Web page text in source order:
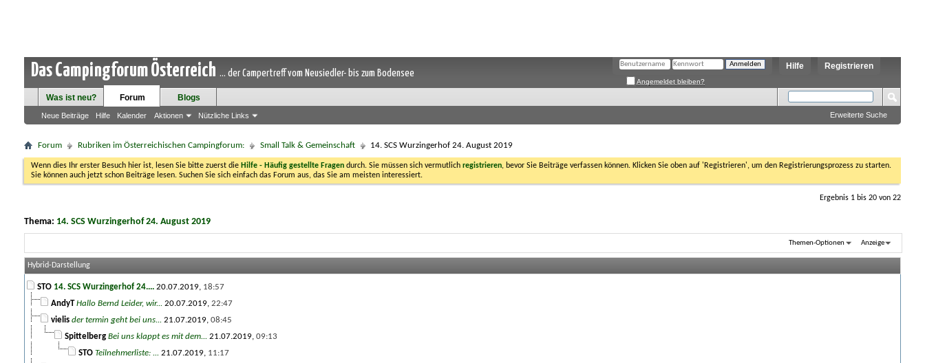
Das Campingforum Österreich ... der Campertreff vom Neusiedler- bis zum Bodensee
Registrieren
Hilfe
Angemeldet bleiben?
Was ist neu? Forum
Neue Beiträge Hilfe Kalender Aktionen Nützliche Links
Blogs
Erweiterte Suche
Forum Rubriken im Österreichischen Campingforum: Small Talk & Gemeinschaft 14. SCS Wurzingerhof 24. August 2019
Wenn dies Ihr erster Besuch hier ist, lesen Sie bitte zuerst die Hilfe - Häufig gestellte Fragen durch. Sie müssen sich vermutlich registrieren, bevor Sie Beiträge verfassen können. Klicken Sie oben auf 'Registrieren', um den Registrierungsprozess zu starten.
Sie können auch jetzt schon Beiträge lesen. Suchen Sie sich einfach das Forum aus, das Sie am meisten interessiert.
Ergebnis 1 bis 20 von 22
Thema: 14. SCS Wurzingerhof 24. August 2019
Themen-Optionen Anzeige
Hybrid-Darstellung
STO 14. SCS Wurzingerhof 24.... 20.07.2019, 18:57
AndyT Hallo Bernd Leider, wir... 20.07.2019, 22:47
vielis der termin geht bei uns... 21.07.2019, 08:45
Spittelberg Bei uns klappt es mit dem... 21.07.2019, 09:13
STO Teilnehmerliste: ... 21.07.2019, 11:17